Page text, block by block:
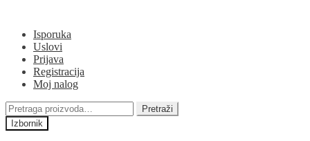
Isporuka
Uslovi
Prijava
Registracija
Moj nalog
Pretraga
za:
Pretraži
Izbornik